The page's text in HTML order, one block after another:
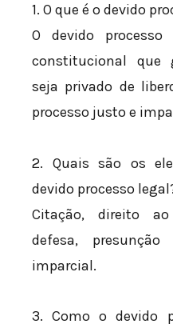
1. O que é o devido
O devido
constitucional que
seja privado de
processo justo e
2. Quais são os
devido processo
Citação, direito
defesa,
imparcial.
3. Como o devido